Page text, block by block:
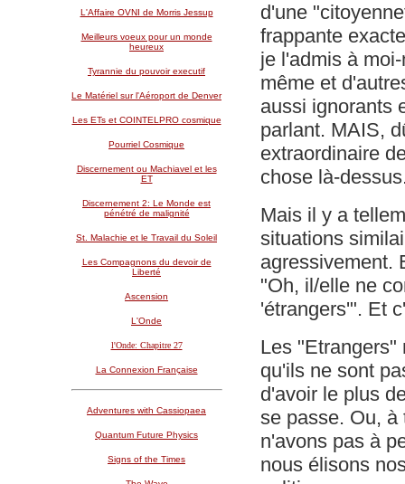
L'Affaire OVNI de Morris Jessup
Meilleurs voeux pour un monde
heureux
Tyrannie du pouvoir executif
Le Matériel sur l'Aéroport de Denver
Les ETs et COINTELPRO cosmique
Pourriel Cosmique
Discernement ou Machiavel et les
ET
Discernement 2: Le Monde est
pénétré de malignité
St. Malachie et le Travail du Soleil
Les Compagnons du devoir de
Liberté
Ascension
L'Onde
l'Onde: Chapitre 27
La Connexion Française
Adventures with Cassiopaea
Quantum Future Physics
Signs of the Times
d'une
frappante
je l'admis à
même et
aussi ignorants
parlant. MAIS,
extraordinaire
chose là-
Mais il y a
situations
agressivement.
"Oh, il/elle ne
'étrangers'". Et
Les "Etrangers"
qu'ils ne sont
d'avoir le plus
se passe. Ou, à
n'avons pas à
nous élisons